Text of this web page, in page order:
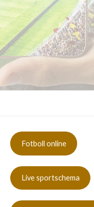
Fotboll online
Live sportschema